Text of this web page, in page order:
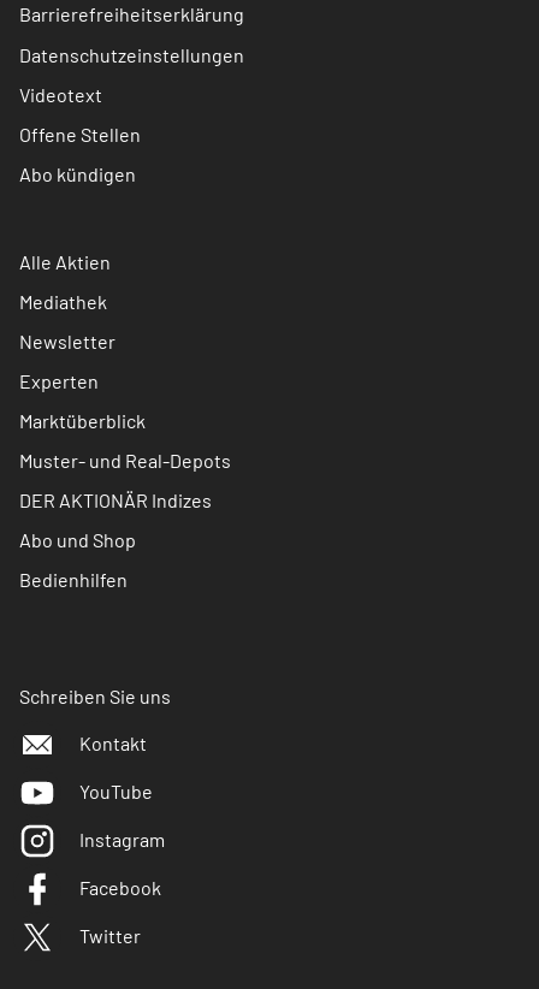
Barrierefreiheitserklärung
Datenschutzeinstellungen
Videotext
Offene Stellen
Abo kündigen
Alle Aktien
Mediathek
Newsletter
Experten
Marktüberblick
Muster- und Real-Depots
DER AKTIONÄR Indizes
Abo und Shop
Bedienhilfen
Schreiben Sie uns
Kontakt
YouTube
Instagram
Facebook
Twitter